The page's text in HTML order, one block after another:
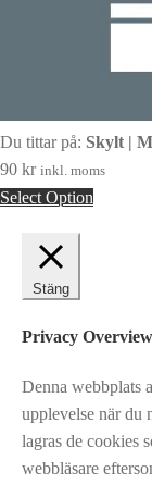
Du tittar på: Skylt |
90 kr inkl. moms
Select Option
Stäng
Privacy Overview
Denna webbplats
upplevelse när du
lagras de cookies
webbläsare